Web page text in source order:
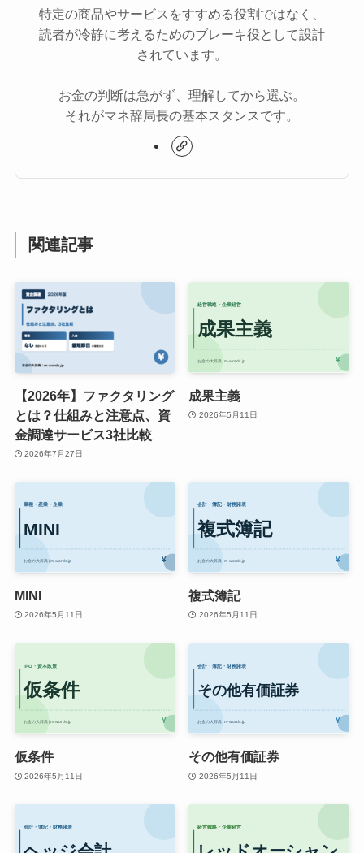
特定の商品やサービスをすすめる役割ではなく、
読者が冷静に考えるためのブレーキ役として設計
されています。
お金の判断は急がず、理解してから選ぶ。
それがマネ辞局長の基本スタンスです。
関連記事
【2026年】ファクタリング
とは？仕組みと注意点、資
金調達サービス3社比較
2026年7月27日
成果主義
2026年5月11日
MINI
2026年5月11日
複式簿記
2026年5月11日
仮条件
2026年5月11日
その他有価証券
2026年5月11日